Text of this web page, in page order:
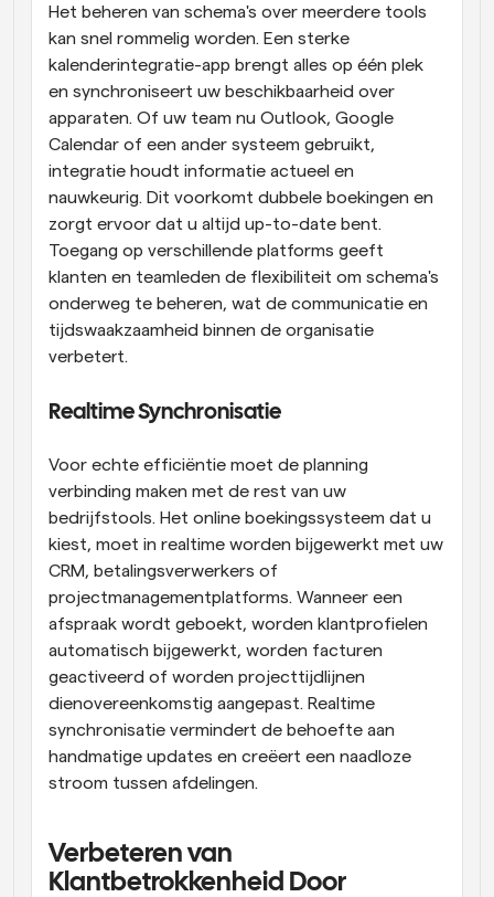
Het beheren van schema's over meerdere tools
kan snel rommelig worden. Een sterke
kalenderintegratie-app brengt alles op één plek
en synchroniseert uw beschikbaarheid over
apparaten. Of uw team nu Outlook, Google
Calendar of een ander systeem gebruikt,
integratie houdt informatie actueel en
nauwkeurig. Dit voorkomt dubbele boekingen en
zorgt ervoor dat u altijd up-to-date bent.
Toegang op verschillende platforms geeft
klanten en teamleden de flexibiliteit om schema's
onderweg te beheren, wat de communicatie en
tijdswaakzaamheid binnen de organisatie
verbetert.
Realtime Synchronisatie
Voor echte efficiëntie moet de planning
verbinding maken met de rest van uw
bedrijfstools. Het online boekingssysteem dat u
kiest, moet in realtime worden bijgewerkt met uw
CRM, betalingsverwerkers of
projectmanagementplatforms. Wanneer een
afspraak wordt geboekt, worden klantprofielen
automatisch bijgewerkt, worden facturen
geactiveerd of worden projecttijdlijnen
dienovereenkomstig aangepast. Realtime
synchronisatie vermindert de behoefte aan
handmatige updates en creëert een naadloze
stroom tussen afdelingen.
Verbeteren van
Klantbetrokkenheid Door